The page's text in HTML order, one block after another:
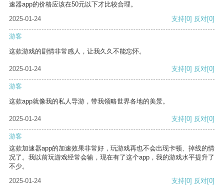
速器app的价格应该在50元以下才比较合理。
2025-01-24
支持[0] 反对[0]
游客
这款游戏的剧情非常感人，让我久久不能忘怀。
2025-01-24 支持[0] 反对[0]
游客
这款app就像我的私人导游，带我领略世界各地的美景。
2025-01-24 支持[0] 反对[0]
游客
这款加速器app的加速效果非常好，玩游戏再也不会出现卡顿、掉线的情
况了。我以前玩游戏经常会输，现在有了这个app，我的游戏水平提升了
不少。
2025-01-24
支持[0] 反对[0]